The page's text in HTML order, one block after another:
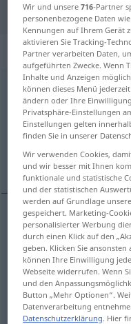
"ingredient"
ingredient [inˈgriːdiənt]
Übersicht aller
(Für mehr Details die
Bestandteil, Zutat
Bestandteilm
Zutatf ingredient
Wir und unsere716-Partner
personenbezogene Daten
Kennungen auf Ihrem Gerät
aktivieren Sie Tracking-
Partner verarbeiten Daten,
aufgeführten Zwecke. Wenn
Inhalte und Anzeigen
können dieses Menü
ändern oder Ihre
Privatsphäre-Einstellungen
Einstellungen gelten
finden Sie in unserer
Wir verwenden Cookies,
und wir besser mit Ihnen
funktionale und statistische
und der statistischen
werden auf Grundlage
gespeichert. Marketing-
personalisierter Werbung
durch einen Klick auf den
geben. Klicken Sie
können Ihre Einwilligung
Webseite widerrufen. Wenn
und den
Button „Mehr Optionen“.
Datenverarbeitung
Datenschutzerklärung. Hier